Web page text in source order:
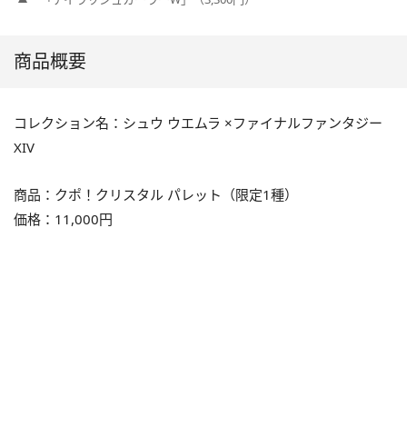
商品概要
コレクション名：シュウ ウエムラ ×ファイナルファンタジー
XIV
商品：クポ！クリスタル パレット（限定1種）
価格：11,000円